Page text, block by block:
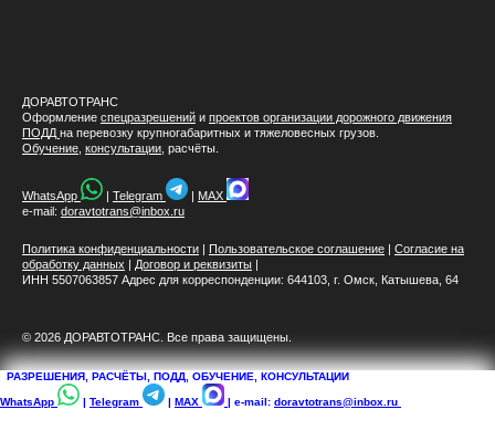
ДОРАВТОТРАНС
Оформление спецразрешений и проектов организации дорожного движения
ПОДД на перевозку крупногабаритных и тяжеловесных грузов.
Обучение консультации , расчёты.
WhatsApp | Telegram | MAX
e-mail: doravtotrans@inbox.ru
Политика конфиденциальности | Пользовательское соглашение | Согласие на
обработку данных | Договор и реквизиты |
ИНН 5507063857 Адрес для корреспонденции: 644103, г. Омск, Катышева, 64
© 2026 ДОРАВТОТРАНС. Все права защищены.
РАЗРЕШЕНИЯ, РАСЧЁТЫ, ПОДД, ОБУЧЕНИЕ, КОНСУЛЬТАЦИИ
WhatsApp | Telegram | MAX | e-mail: doravtotrans@inbox.ru